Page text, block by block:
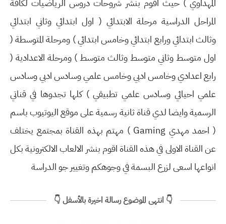
المهداوي ) حيث اقوم بنشر شروحات دروس الرياضيات لكافة
المراحل الدراسية مرحلة الابتدائي ( اول ابتدائي وثاني ابتدائي
وثالث ابتدائي ورابع ابتدائي وخامس ابتدائي ) ومرحلة المتوسطة (
اول متوسط وثاني متوسط وثالث متوسط ) ومرحلة الاعدادية (
رابع اعدادي وخامس ادبي وخامس علمي وسادس ادبي وسادس
علمي احيائي وسادس علمي تطبيقي ) كلها تجدوها في قناتي
الرسمية وايضا لدي قناة ثانية رسمية على موقع اليوتيوب باسم
( احمد مهدي Gaming ) مهتم بهذه القناة بمجتمع يختلف
عن القناة الاولى في هذه القناة اقوم بنشر الالعاب الالكترونية بكل
انواعها اسعى لزرع البسمة في وجوهكم وتغيير جو الدراسة
👇 انتهى الموضوع رسالة اخيرة بالأسفل 👇